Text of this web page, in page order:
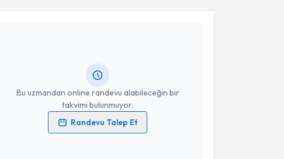
Bu uzmandan online randevu alabileceğin bir
takvimi bulunmuyor.
Randevu Talep Et
Kişisel verilerimin işlenmesine ilişkinAydınlatma Metni